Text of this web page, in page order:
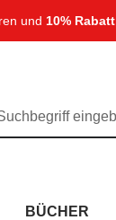
und 10% Rabatt
BÜCHER